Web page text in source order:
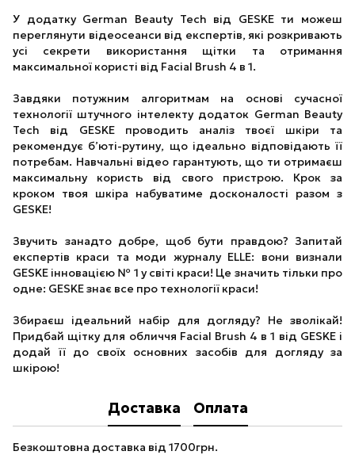
У додатку German Beauty Tech від GESKE ти можеш
переглянути відеосеанси від експертів, які розкривають
усі секрети використання щітки та отримання
максимальної користі від Facial Brush 4 в 1.
Завдяки потужним алгоритмам на основі сучасної
технології штучного інтелекту додаток German Beauty
Tech від GESKE проводить аналіз твоєї шкіри та
рекомендує б’юті-рутину, що ідеально відповідають її
потребам. Навчальні відео гарантують, що ти отримаєш
максимальну користь від свого пристрою. Крок за
кроком твоя шкіра набуватиме досконалості разом з
GESKE!
Звучить занадто добре, щоб бути правдою? Запитай
експертів краси та моди журналу ELLE: вони визнали
GESKE інновацією № 1 у світі краси! Це значить тільки про
одне: GESKE знає все про технології краси!
Збираєш ідеальний набір для догляду? Не зволікай!
Придбай щітку для обличчя Facial Brush 4 в 1 від GESKE і
додай її до своїх основних засобів для догляду за
шкірою!
Доставка Оплата
Безкоштовна доставка від 1700грн.